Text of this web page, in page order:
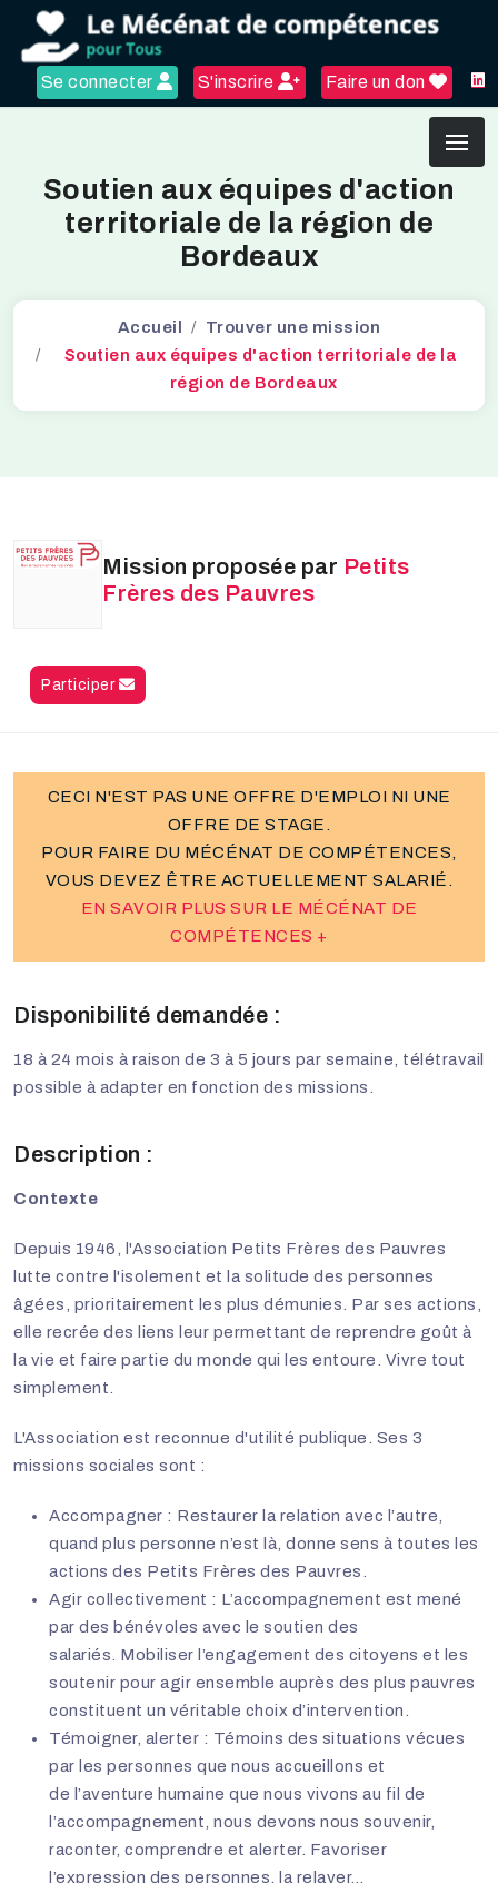
Se connecter S'inscrire Faire un don
Soutien aux équipes d'action
territoriale de la région de
Bordeaux
Accueil
Trouver une mission
Soutien aux équipes d'action territoriale de la
région de Bordeaux
Mission proposée par Petits
Frères des Pauvres
Participer
CECI N'EST PAS UNE OFFRE D'EMPLOI NI UNE
OFFRE DE STAGE.
POUR FAIRE DU MÉCÉNAT DE COMPÉTENCES,
VOUS DEVEZ ÊTRE ACTUELLEMENT SALARIÉ.
EN SAVOIR PLUS SUR LE MÉCÉNAT DE
COMPÉTENCES +
Disponibilité demandée :
18 à 24 mois à raison de 3 à 5 jours par semaine, télétravail
possible à adapter en fonction des missions.
Description :
Contexte
Depuis 1946, l'Association Petits Frères des Pauvres
lutte contre l'isolement et la solitude des personnes
âgées, prioritairement les plus démunies. Par ses actions,
elle recrée des liens leur permettant de reprendre goût à
la vie et faire partie du monde qui les entoure. Vivre tout
simplement.
L'Association est reconnue d'utilité publique. Ses 3
missions sociales sont :
Accompagner : Restaurer la relation avec l’autre,
quand plus personne n’est là, donne sens à toutes les
actions des Petits Frères des Pauvres.
Agir collectivement : L’accompagnement est mené
par des bénévoles avec le soutien des
salariés. Mobiliser l’engagement des citoyens et les
soutenir pour agir ensemble auprès des plus pauvres
constituent un véritable choix d’intervention.
Témoigner, alerter : Témoins des situations vécues
par les personnes que nous accueillons et
de l’aventure humaine que nous vivons au fil de
l’accompagnement, nous devons nous souvenir,
raconter, comprendre et alerter. Favoriser
l’expression des personnes, la relayer…